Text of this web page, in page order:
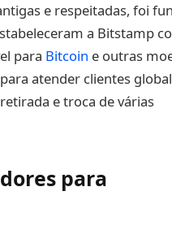
e respeitadas, foi
a Bitstamp
para Bitcoin e outras
atender clientes
e troca de várias
para